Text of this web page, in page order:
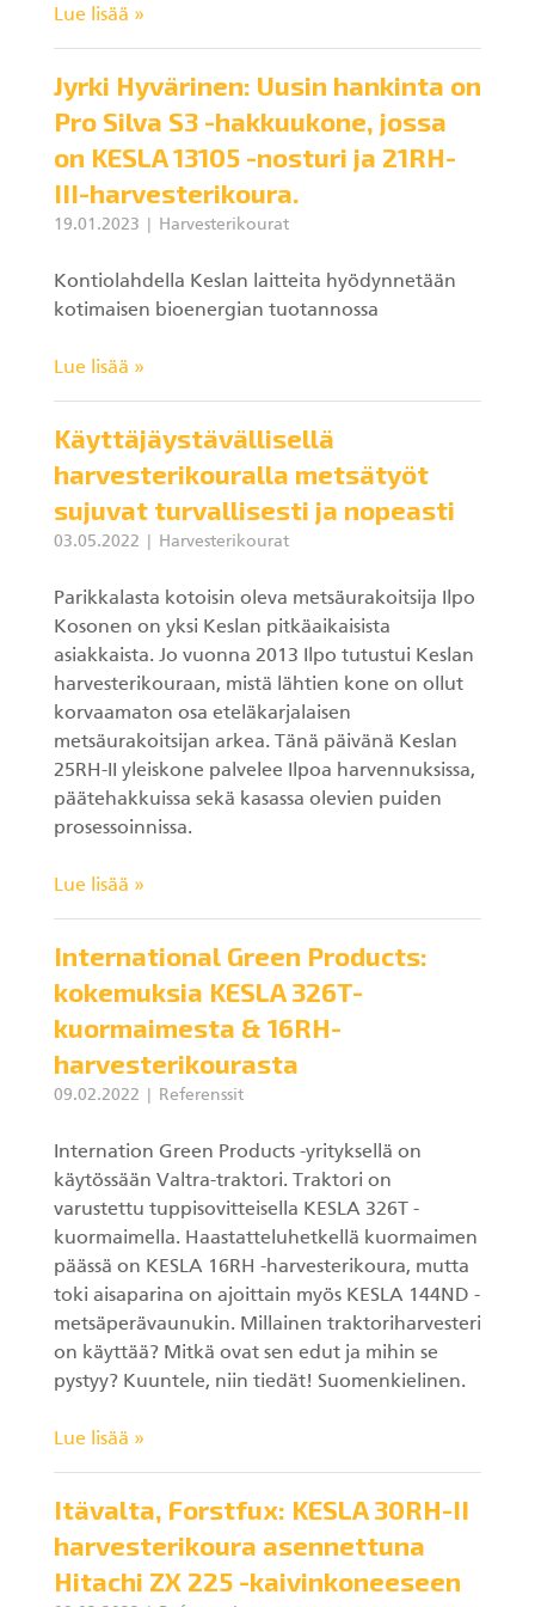
Perävaunut
Sykeprosessori
FI
Lue lisää »
Jyrki Hyvärinen: Uusin hankinta on
Pro Silva S3 -hakkuukone, jossa
on KESLA 13105 -nosturi ja 21RH-
III-harvesterikoura.
19.01.2023 Harvesterikourat
Kontiolahdella Keslan laitteita hyödynnetään
kotimaisen bioenergian tuotannossa
Lue lisää »
Käyttäjäystävällisellä
harvesterikouralla metsätyöt
sujuvat turvallisesti ja nopeasti
03.05.2022 Harvesterikourat
Parikkalasta kotoisin oleva metsäurakoitsija Ilpo
Kosonen on yksi Keslan pitkäaikaisista
asiakkaista. Jo vuonna 2013 Ilpo tutustui Keslan
harvesterikouraan, mistä lähtien kone on ollut
korvaamaton osa eteläkarjalaisen
metsäurakoitsijan arkea. Tänä päivänä Keslan
25RH-II yleiskone palvelee Ilpoa harvennuksissa,
päätehakkuissa sekä kasassa olevien puiden
prosessoinnissa.
Lue lisää »
International Green Products:
kokemuksia KESLA 326T-
kuormaimesta & 16RH-
harvesterikourasta
09.02.2022 Referenssit
Internation Green Products -yrityksellä on
käytössään Valtra-traktori. Traktori on
varustettu tuppisovitteisella KESLA 326T -
kuormaimella. Haastatteluhetkellä kuormaimen
päässä on KESLA 16RH -harvesterikoura, mutta
toki aisaparina on ajoittain myös KESLA 144ND -
metsäperävaunukin. Millainen traktoriharvesteri
on käyttää? Mitkä ovat sen edut ja mihin se
pystyy? Kuuntele, niin tiedät! Suomenkielinen.
Lue lisää »
Itävalta, Forstfux: KESLA 30RH-II
harvesterikoura asennettuna
Hitachi ZX 225 -kaivinkoneeseen